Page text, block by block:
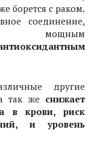
борется с раком.
соединение,
мощным
другие
так же снижает
в крови, риск
и уровень